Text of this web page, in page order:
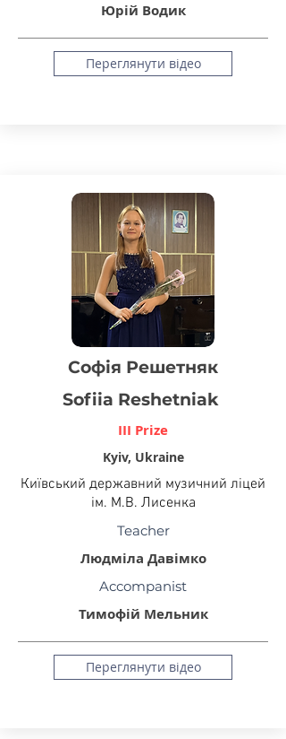
Юрій Водик
Переглянути відео
Софія Решетняк
Sofiia Reshetniak
III Prize
Kyiv, Ukraine
Київський державний музичний ліцей
ім. М.В. Лисенка
Teacher
Людміла Давімко
Accompanist
Тимофій Мельник
Переглянути відео